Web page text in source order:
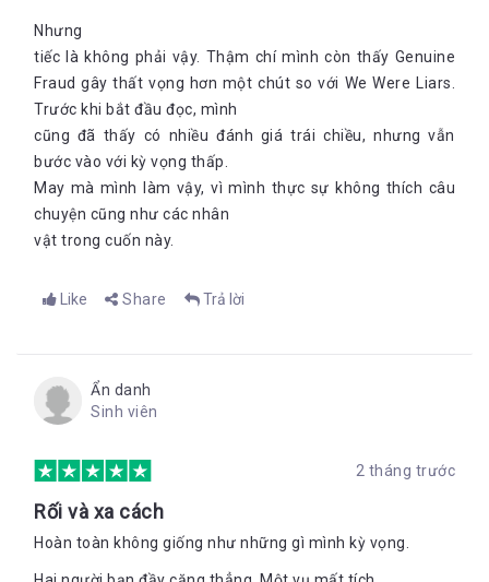
Nhưng
tiếc là không phải vậy. Thậm chí mình còn thấy Genuine
Fraud gây thất vọng hơn một chút so với We Were Liars.
Trước khi bắt đầu đọc, mình
cũng đã thấy có nhiều đánh giá trái chiều, nhưng vẫn
bước vào với kỳ vọng thấp.
May mà mình làm vậy, vì mình thực sự không thích câu
chuyện cũng như các nhân
vật trong cuốn này.
Like Share Trả lời
Ẩn danh
Sinh viên
2 tháng trước
Rối và xa cách
Hoàn toàn không giống như những gì mình kỳ vọng.